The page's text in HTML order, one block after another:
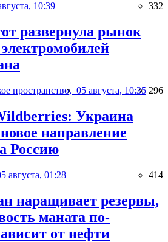
10:39 332
развернула рынок
пространство, 05 августа, 10:35 296
Украина
направление
Россию
августа, 01:28 414
наращивает резервы,
маната по-
от нефти